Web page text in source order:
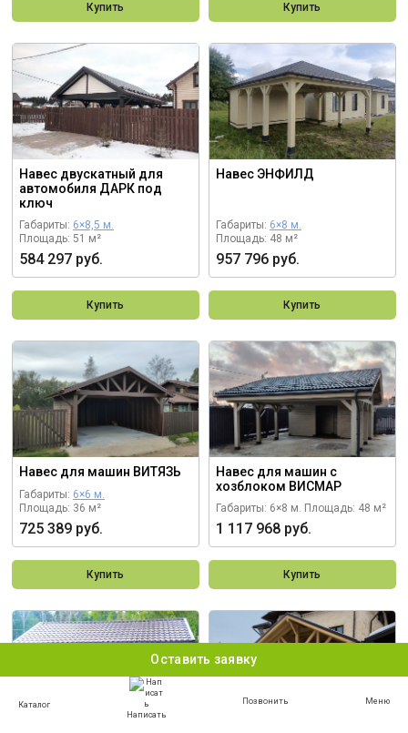
Купить Купить
Навес двускатный для
автомобиля ДАРК под
ключ
Габариты: 6×8,5 м.
Площадь: 51 м²
584 297 руб.
Купить
Навес ЭНФИЛД
Габариты: 6×8 м.
Площадь: 48 м²
957 796 руб.
Купить
Навес для машин ВИТЯЗЬ
Габариты: 6×6 м.
Площадь: 36 м²
725 389 руб.
Купить
Навес для машин с
хозблоком ВИСМАР
Габариты: 6×8 м. Площадь: 48 м²
1 117 968 руб.
Купить
Оставить заявку
Каталог
Написать
Позвонить Меню